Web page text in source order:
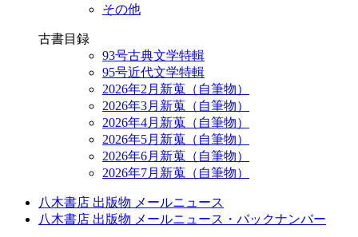
その他
古書目録
93号古典文学特輯
95号近代文学特輯
2026年2月新蒐（自筆物）
2026年3月新蒐（自筆物）
2026年4月新蒐（自筆物）
2026年5月新蒐（自筆物）
2026年6月新蒐（自筆物）
2026年7月新蒐（自筆物）
八木書店 出版物 メールニュース
八木書店 出版物 メールニュース・バックナンバー